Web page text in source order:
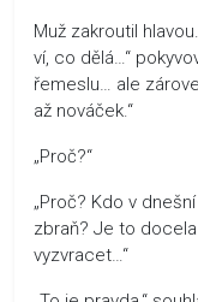
Muž zakroutil
ví, co dělá…“
řemeslu… ale
až nováček.“
„Proč?“
„Proč? Kdo v
zbraň? Je to
vyzvracet…“